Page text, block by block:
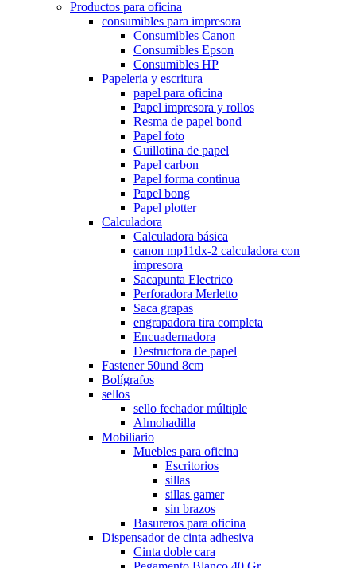
Productos para oficina
consumibles para impresora
Consumibles Canon
Consumibles Epson
Consumibles HP
Papeleria y escritura
papel para oficina
Papel impresora y rollos
Resma de papel bond
Papel foto
Guillotina de papel
Papel carbon
Papel forma continua
Papel bong
Papel plotter
Calculadora
Calculadora básica
canon mp11dx-2 calculadora con
impresora
Sacapunta Electrico
Perforadora Merletto
Saca grapas
engrapadora tira completa
Encuadernadora
Destructora de papel
Fastener 50und 8cm
Bolígrafos
sellos
sello fechador múltiple
Almohadilla
Mobiliario
Muebles para oficina
Escritorios
sillas
sillas gamer
sin brazos
Basureros para oficina
Dispensador de cinta adhesiva
Cinta doble cara